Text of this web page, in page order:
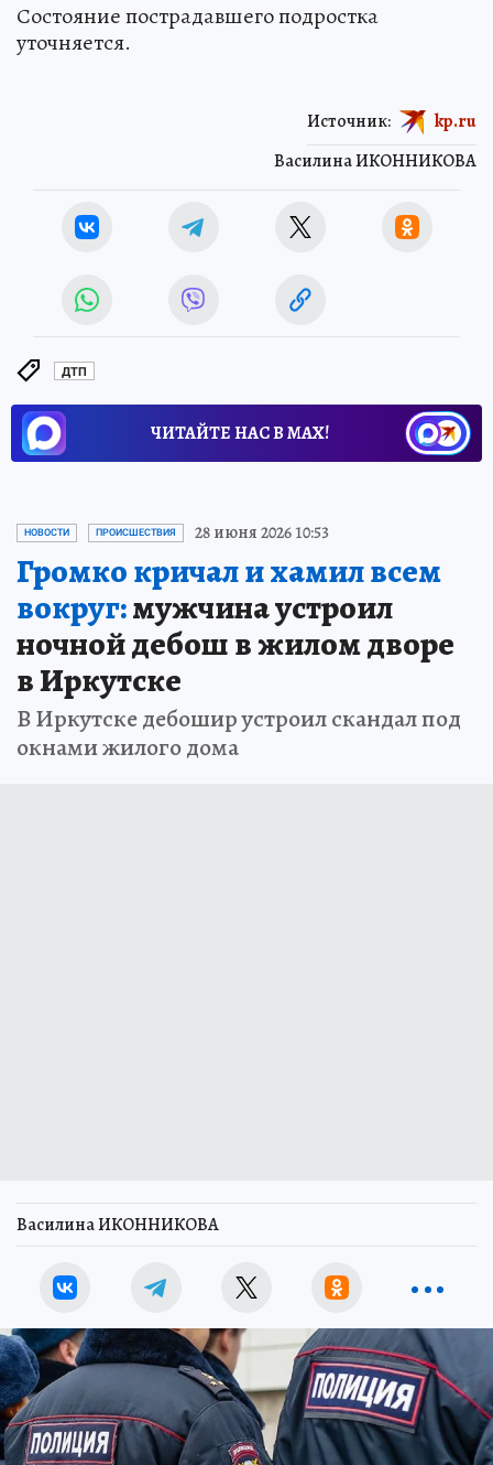
Состояние пострадавшего подростка
уточняется.
Василина ИКОННИКОВА
Источник: kp.ru
ДТП
ЧИТАЙТЕ НАС В МАХ!
НОВОСТИ ПРОИСШЕСТВИЯ 28 июня 2026 10:53
Громко кричал и хамил всем
вокруг:мужчина устроил
ночной дебош в жилом дворе
в Иркутске
В Иркутске дебошир устроил скандал под
окнами жилого дома
Василина ИКОННИКОВА